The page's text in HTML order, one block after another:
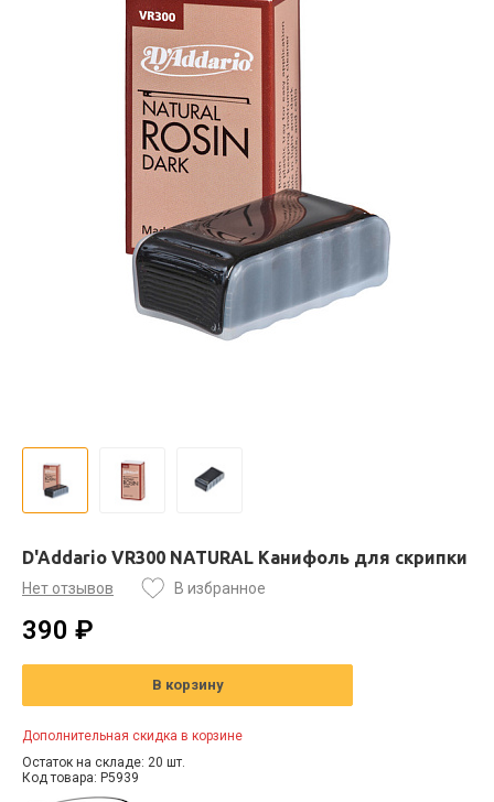
D'Addario VR300 NATURAL Канифоль для скрипки
Нет отзывов В избранное
390 ₽
В корзину
Дополнительная скидка в корзине
Остаток на складе: 20 шт.
Код товара: P5939